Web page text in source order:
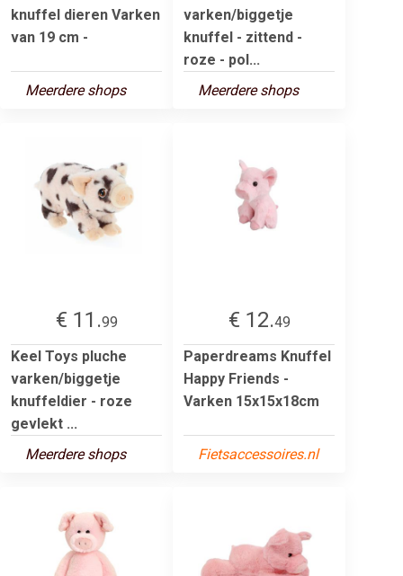
knuffel dieren Varken
van 19 cm -
Meerdere shops
varken/biggetje
knuffel - zittend -
roze - pol...
Meerdere shops
€ 11.99
Keel Toys pluche
varken/biggetje
knuffeldier - roze
gevlekt ...
Meerdere shops
€ 12.49
Paperdreams Knuffel
Happy Friends -
Varken 15x15x18cm
Fietsaccessoires.nl